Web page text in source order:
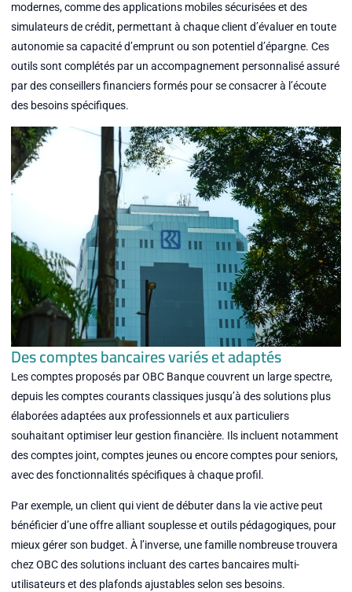
modernes, comme des applications mobiles sécurisées et des
simulateurs de crédit, permettant à chaque client d’évaluer en toute
autonomie sa capacité d’emprunt ou son potentiel d’épargne. Ces
outils sont complétés par un accompagnement personnalisé assuré
par des conseillers financiers formés pour se consacrer à l’écoute
des besoins spécifiques.
Des comptes bancaires variés et adaptés
Les comptes proposés par OBC Banque couvrent un large spectre,
depuis les comptes courants classiques jusqu’à des solutions plus
élaborées adaptées aux professionnels et aux particuliers
souhaitant optimiser leur gestion financière. Ils incluent notamment
des comptes joint, comptes jeunes ou encore comptes pour seniors,
avec des fonctionnalités spécifiques à chaque profil.
Par exemple, un client qui vient de débuter dans la vie active peut
bénéficier d’une offre alliant souplesse et outils pédagogiques, pour
mieux gérer son budget. À l’inverse, une famille nombreuse trouvera
chez OBC des solutions incluant des cartes bancaires multi-
utilisateurs et des plafonds ajustables selon ses besoins.